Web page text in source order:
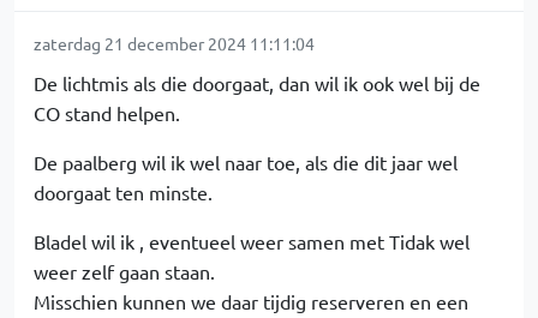
zaterdag 21 december 2024 11:11:04
De lichtmis als die doorgaat, dan wil ik ook wel bij de
CO stand helpen.
De paalberg wil ik wel naar toe, als die dit jaar wel
doorgaat ten minste.
Bladel wil ik , eventueel weer samen met Tidak wel
weer zelf gaan staan.
Misschien kunnen we daar tijdig reserveren en een